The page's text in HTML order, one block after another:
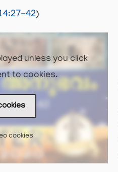
42)
unless you click
to cookies.
cookies